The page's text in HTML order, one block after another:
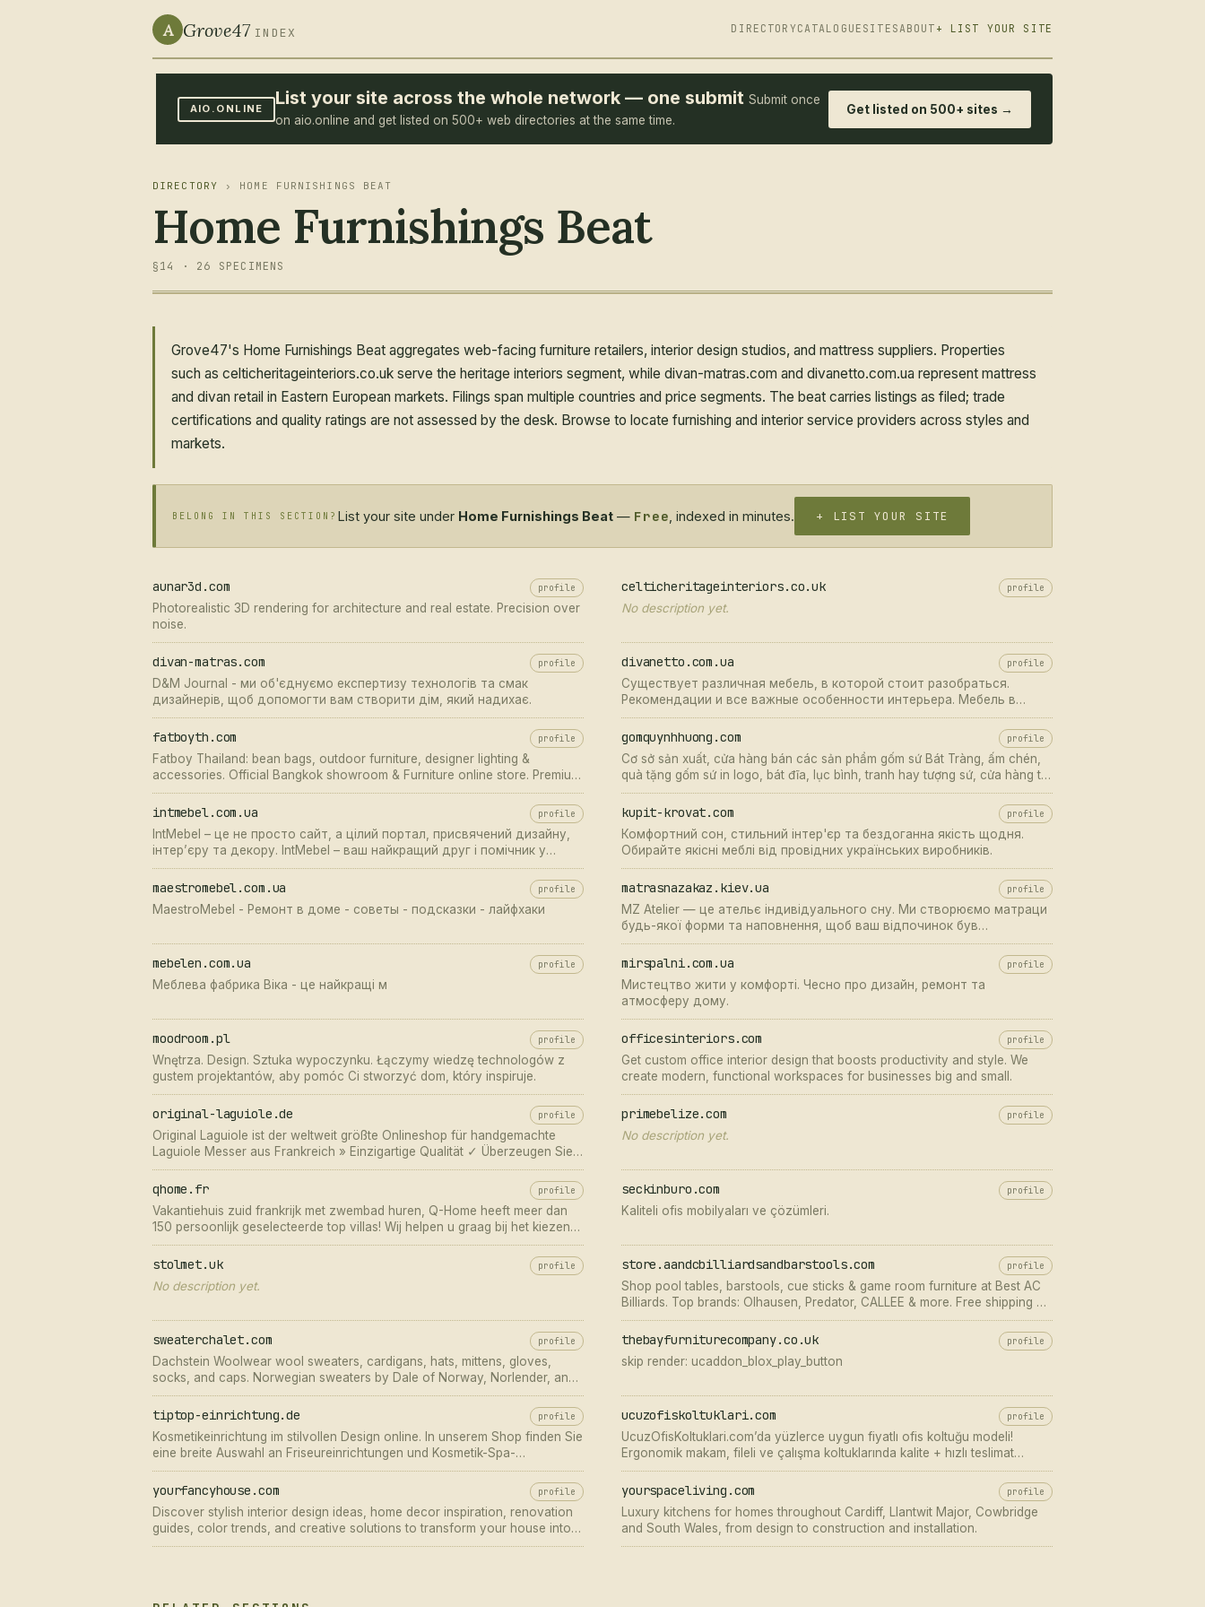
A Grove47 INDEX DIRECTORYCATALOGUE SITESABOUT + LIST YOUR SITE
AIO.ONLINE List your site across the whole network — one submit Submit once
on aio.online and get listed on 500+ web directories at the same time.
Get listed on 500+ sites →
DIRECTORY › HOME FURNISHINGS BEAT
Home Furnishings Beat
§14 · 26 SPECIMENS
Grove47's Home Furnishings Beat aggregates web-facing furniture retailers, interior design studios, and mattress suppliers. Properties
such as celticheritageinteriors.co.uk serve the heritage interiors segment, while divan-matras.com and divanetto.com.ua represent mattress
and divan retail in Eastern European markets. Filings span multiple countries and price segments. The beat carries listings as filed; trade
certifications and quality ratings are not assessed by the desk. Browse to locate furnishing and interior service providers across styles and
markets.
BELONG IN THIS SECTION? List your site under Home Furnishings Beat — Free , indexed in minutes. + LIST YOUR SITE
aunar3d.com profile
Photorealistic 3D rendering for architecture and real estate. Precision over
noise.
celticheritageinteriors.co.uk profile
No description yet.
divan-matras.com profile
D&M Journal - ми об'єднуємо експертизу технологів та смак
дизайнерів, щоб допомогти вам створити дім, який надихає.
divanetto.com.ua profile
Существует различная мебель, в которой стоит разобраться.
Рекомендации и все важные особенности интерьера. Мебель в
спальню, мебель в гостинную, мебель в
fatboyth.com profile
Fatboy Thailand: bean bags, outdoor furniture, designer lighting &
accessories. Official Bangkok showroom & Furniture online store. Premium
Dutch design with free delivery across Bangkok.
gomquynhhuong.com profile
Cơ sở sản xuất, cửa hàng bán các sản phẩm gốm sứ Bát Tràng, ấm chén,
quà tặng gốm sứ in logo, bát đĩa, lục bình, tranh hay tượng sứ, cửa hàng tại
Hà Nội, Tp.HCM
intmebel.com.ua profile
IntMebel – це не просто сайт, а цілий портал, присвячений дизайну,
інтер’єру та декору. IntMebel – ваш найкращий друг і помічник у
створенні будинку вашої мрії!
kupit-krovat.com profile
Комфортний сон, стильний інтер'єр та бездоганна якість щодня.
Обирайте якісні меблі від провідних українських виробників.
maestromebel.com.ua profile
MaestroMebel - Ремонт в доме - советы - подсказки - лайфхаки
matrasnazakaz.kiev.ua profile
MZ Atelier — це ательє індивідуального сну. Ми створюємо матраци
будь-якої форми та наповнення, щоб ваш відпочинок був
бездоганним.
mebelen.com.ua profile
Меблева фабрика Віка - це найкращі м
mirspalni.com.ua profile
Мистецтво жити у комфорті. Чесно про дизайн, ремонт та
атмосферу дому.
moodroom.pl profile
Wnętrza. Design. Sztuka wypoczynku. Łączymy wiedzę technologów z
gustem projektantów, aby pomóc Ci stworzyć dom, który inspiruje.
officesinteriors.com profile
Get custom office interior design that boosts productivity and style. We
create modern, functional workspaces for businesses big and small.
original-laguiole.de profile
Original Laguiole ist der weltweit größte Onlineshop für handgemachte
Laguiole Messer aus Frankreich » Einzigartige Qualität ✓ Überzeugen Sie
sich selbst!
primebelize.com profile
No description yet.
qhome.fr profile
Vakantiehuis zuid frankrijk met zwembad huren, Q-Home heeft meer dan
150 persoonlijk geselecteerde top villas! Wij helpen u graag bij het kiezen
van de beste villa!
seckinburo.com profile
Kaliteli ofis mobilyaları ve çözümleri.
stolmet.uk profile
No description yet.
store.aandcbilliardsandbarstools.com profile
Shop pool tables, barstools, cue sticks & game room furniture at Best AC
Billiards. Top brands: Olhausen, Predator, CALLEE & more. Free shipping on
select items. City of Industry, CA.
sweaterchalet.com profile
Dachstein Woolwear wool sweaters, cardigans, hats, mittens, gloves,
socks, and caps. Norwegian sweaters by Dale of Norway, Norlender, and
Vrikke
thebayfurniturecompany.co.uk profile
skip render: ucaddon_blox_play_button
tiptop-einrichtung.de profile
Kosmetikeinrichtung im stilvollen Design online. In unserem Shop finden Sie
eine breite Auswahl an Friseureinrichtungen und Kosmetik-Spa-
Einrichtungen von führenden Markenherstellern.
ucuzofiskoltuklari.com profile
UcuzOfisKoltuklari.com’da yüzlerce uygun fiyatlı ofis koltuğu modeli!
Ergonomik makam, fileli ve çalışma koltuklarında kalite + hızlı teslimat
avantajı seni bekliyor — hemen keşfet!
yourfancyhouse.com profile
Discover stylish interior design ideas, home decor inspiration, renovation
guides, color trends, and creative solutions to transform your house into a
modern, elegant home.
yourspaceliving.com profile
Luxury kitchens for homes throughout Cardiff, Llantwit Major, Cowbridge
and South Wales, from design to construction and installation.